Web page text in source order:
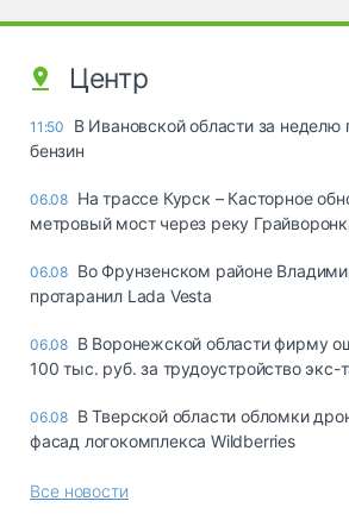
Центр
11:50
В Ивановской области за неделю
бензин
06.08 На трассе Курск – Касторное
метровый мост через реку
06.08 Во Фрунзенском районе
протаранил Lada Vesta
06.08 В Воронежской области фирму
100 тыс. руб. за трудоустройство
06.08 В Тверской области обломки
фасад логокомплекса Wildberries
Все новости